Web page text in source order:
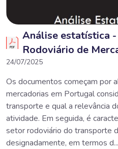
Análise estatística
Rodoviário de
24/07/2025
Os documentos começam por
mercadorias em Portugal
transporte e qual a relevância
atividade. Em seguida, é
setor rodoviário do transporte
designadamente, em termos d...